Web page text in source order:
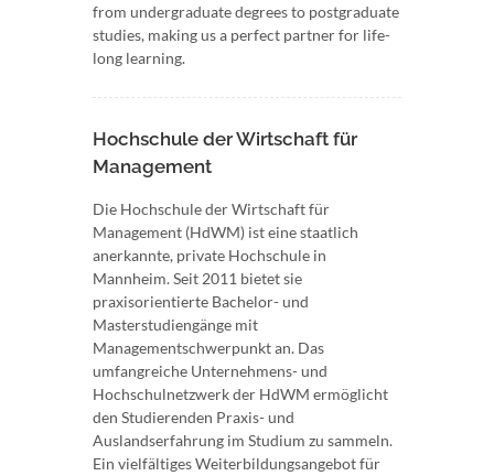
from undergraduate degrees to postgraduate
studies, making us a perfect partner for life-
long learning.
Hochschule der Wirtschaft für
Management
Die Hochschule der Wirtschaft für
Management (HdWM) ist eine staatlich
anerkannte, private Hochschule in
Mannheim. Seit 2011 bietet sie
praxisorientierte Bachelor- und
Masterstudiengänge mit
Managementschwerpunkt an. Das
umfangreiche Unternehmens- und
Hochschulnetzwerk der HdWM ermöglicht
den Studierenden Praxis- und
Auslandserfahrung im Studium zu sammeln.
Ein vielfältiges Weiterbildungsangebot für